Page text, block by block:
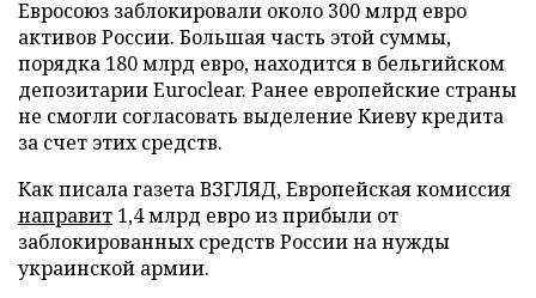
Евросоюз заблокировали около 300 млрд евро
активов России. Большая часть этой суммы,
порядка 180 млрд евро, находится в бельгийском
депозитарии Euroclear. Ранее европейские страны
не смогли согласовать выделение Киеву кредита
за счет этих средств.
Как писала газета ВЗГЛЯД, Европейская комиссия
направит 1,4 млрд евро из прибыли от
заблокированных средств России на нужды
украинской армии.